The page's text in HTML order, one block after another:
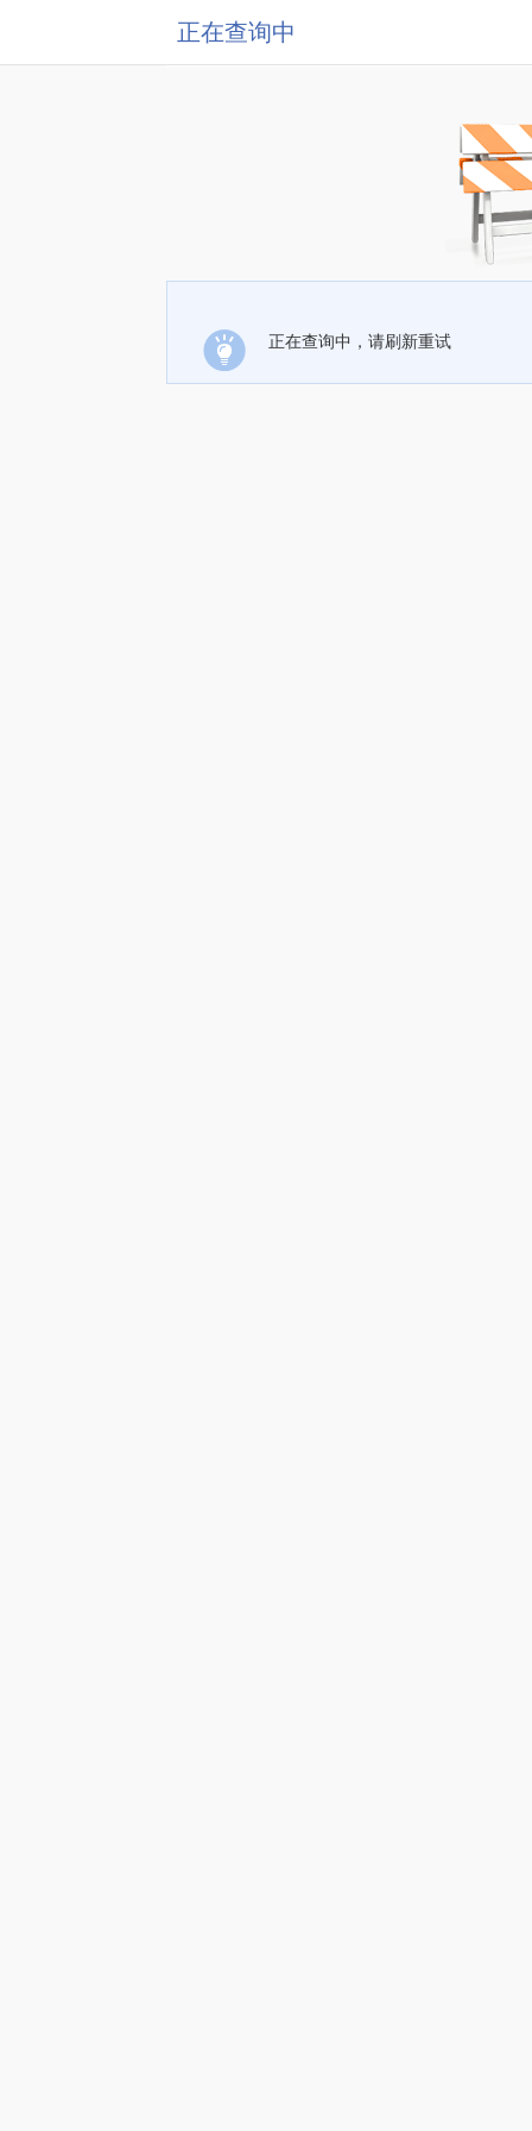
正在查询中
正在查询中，请刷新重试